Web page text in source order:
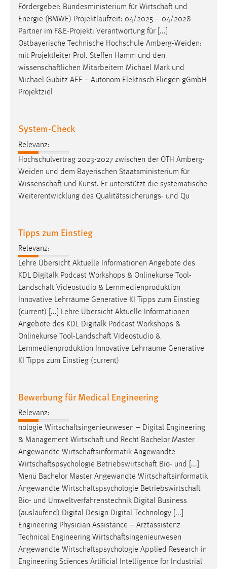
Fördergeber: Bundesministerium für Wirtschaft und
Energie (BMWE) Projektlaufzeit: 04/2025 – 04/2028
Partner im F&E-Projekt: Verantwortung für [...]
Ostbayerische Technische Hochschule Amberg-Weiden:
mit Projektleiter Prof. Steffen Hamm und den
wissenschaftlichen Mitarbeitern Michael Mark und
Michael Gubitz AEF – Autonom Elektrisch Fliegen gGmbH
Projektziel
System-Check
Relevanz:
Hochschulvertrag 2023-2027 zwischen der OTH Amberg-
Weiden und dem Bayerischen Staatsministerium für
Wissenschaft und Kunst. Er unterstützt die systematische
Weiterentwicklung des Qualitätssicherungs- und Qu
Tipps zum Einstieg
Relevanz:
Lehre Übersicht Aktuelle Informationen Angebote des
KDL Digitalk Podcast Workshops & Onlinekurse
Tool-
Landschaft Videostudio & Lernmedienproduktion
Innovative Lehrräume Generative KI Tipps zum Einstieg
(current) [...] Lehre Übersicht Aktuelle Informationen
Angebote des KDL Digitalk Podcast Workshops &
Onlinekurse
Tool-Landschaft Videostudio &
Lernmedienproduktion Innovative Lehrräume Generative
KI Tipps zum Einstieg (current)
Bewerbung für Medical Engineering
Relevanz:
nologie Wirtschaftsingenieurwesen – Digital Engineering
& Management Wirtschaft und Recht Bachelor Master
Angewandte Wirtschaftsinformatik Angewandte
Wirtschaftspsychologie Betriebswirtschaft Bio- und [...]
Menü Bachelor Master Angewandte Wirtschaftsinformatik
Angewandte Wirtschaftspsychologie Betriebswirtschaft
Bio- und Umweltverfahrenstechnik Digital Business
(auslaufend) Digital Design Digital Technology [...]
Engineering Physician Assistance – Arztassistenz
Technical Engineering Wirtschaftsingenieurwesen
Angewandte Wirtschaftspsychologie Applied Research in
Engineering Sciences Artificial Intelligence for Industrial
Cookie Laufzeit:
MibewSessionID, mibew-chat-frame-style-
5e9dbeb1811c0446 = Sitzungslaufzeit, mibew_locale = 3
Jahre, MIBEW_UserID = 1 Jahr
Login
Name:
Zweck:
Dieser Cookie ist notwendig um sich an der Website
einloggen zu können.
Cookie Laufzeit:
24 Stunden
Statistik Cookies erfassen Informationen anonym.
unsere Besucher unsere Website nutzen.
Matomo
Name:
_pk_ref, _pk_cvar, _pk_id, _pk_ses
Zweck:
Zugriffsstatistik
Cookie Laufzeit:
MARKETING
Marketing Cookies werden von Drittanbietern
verwendet, um personalisierte Werbung anzuzeigen.
Sie tun dies, indem sie Besucher über Websites
hinweg verfolgen.
Google Ads
Name:
Anbieter:
Google Ireland Limited